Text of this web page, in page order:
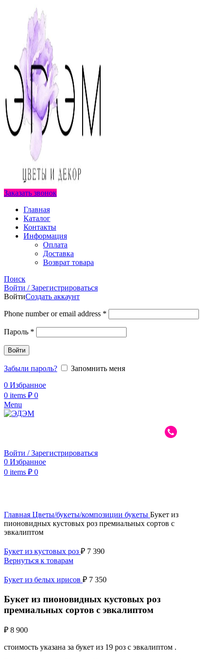
Заказать звонок
Главная
Каталог
Контакты
Информация
Оплата
Доставка
Возврат товара
Поиск
Войти / Зарегистрироваться
ВойтиСоздать аккаунт
Phone number or email address *
Пароль *
Войти
Забыли пароль?
Запомнить меня
0 Избранное
0 items ₽ 0
Menu
Войти / Зарегистрироваться
0 Избранное
0 items ₽ 0
Главная Цветы/букеты/композиции букеты Букет из
пионовидных кустовых роз премиальных сортов с
эвкалиптом
Букет из кустовых роз ₽ 7 390
Вернуться к товарам
Букет из белых ирисов ₽ 7 350
Букет из пионовидных кустовых роз
премиальных сортов с эвкалиптом
₽ 8 900
стоимость указана за букет из 19 роз с эвкалиптом .